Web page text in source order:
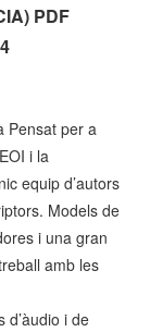
PDF
Pensat per a
i la
equip d’autors
Models de
i una gran
amb les
d’àudio i de